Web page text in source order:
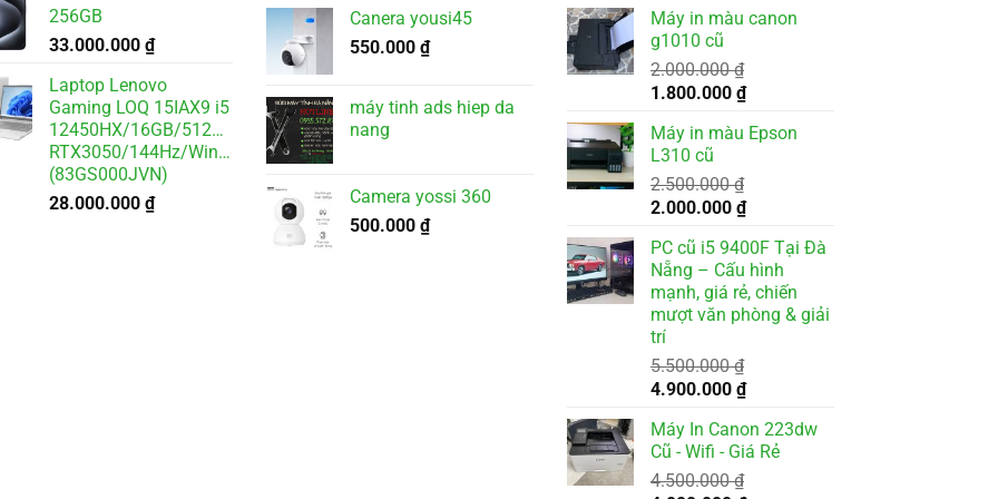
256GB
33.000.000 ₫
Laptop Lenovo
Gaming LOQ 15IAX9 i5
12450HX/16GB/512GB/6GB
RTX3050/144Hz/Win11
(83GS000JVN)
28.000.000 ₫
là:
4.500.000 ₫.
tại
Canera yousi45
550.000 ₫
máy tinh ads hiep da
nang
Camera yossi 360
500.000 ₫
là:
3.500.000 ₫.
tại
Máy in màu canon
g1010 cũ
2.000.000₫
Giá
là:
2.000.000 ₫.
1.800.000 ₫Giá
tại
Máy in màu Epson
L310 cũ
2.500.000₫
Giá
là:
2.500.000 ₫.
2.000.000 ₫Giá
tại
là:
2.000.000 ₫.
PC cũ i5 9400F Tại Đà
Nẵng – Cấu hình
mạnh, giá rẻ, chiến
mượt văn phòng & giải
trí
5.500.000₫
Giá
là:
5.500.000 ₫.
4.900.000 ₫Giá
tại
là:
Máy In Canon 223dw
Cũ - Wifi - Giá Rẻ
4.500.000₫